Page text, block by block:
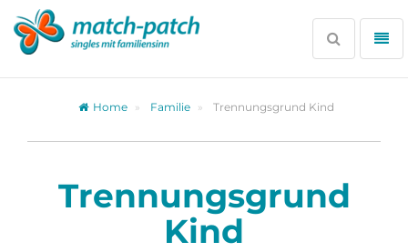
Zur
Partnersuche
Suche
öffnen
Home Familie Trennungsgrund Kind
Trennungsgrund
Kind